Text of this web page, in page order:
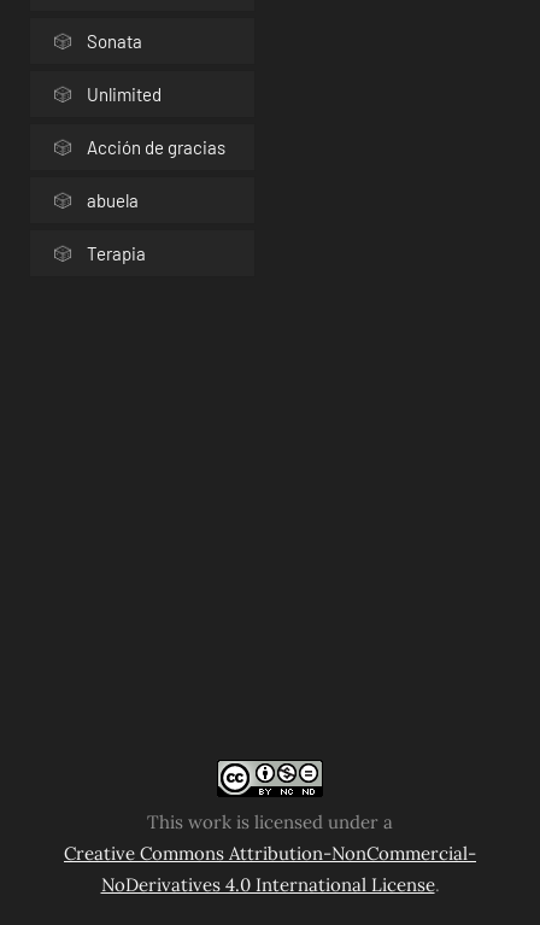
Sonata
Unlimited
Acción de gracias
abuela
Terapia
This work is licensed under a
Creative Commons Attribution-NonCommercial-
NoDerivatives 4.0 International License.